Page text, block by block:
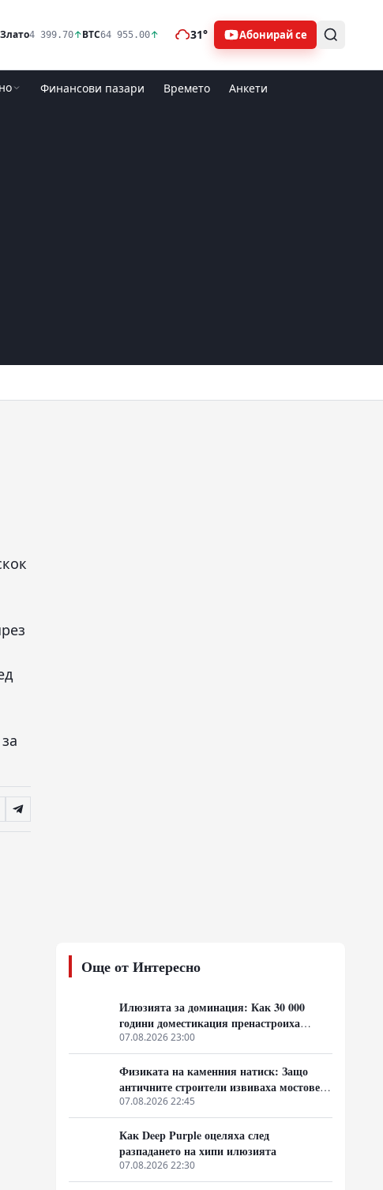
Злато4 399.70↑BTC64 955.00↑ 31° Абонирай се
Финансови пазари Времето Анкети
Още от Интересно
Илюзията за доминация: Как 30 000
години доместикация пренастроиха
мозъка на домашния хищник
07.08.2026 23:00
Физиката на каменния натиск: Защо
античните строители извиваха мостовете
нагоре
07.08.2026 22:45
Как Deep Purple оцеляха след
разпадането на хипи илюзията
07.08.2026 22:30